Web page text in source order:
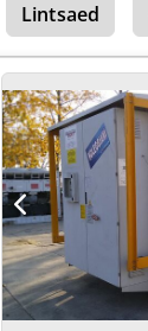
Lintsaed